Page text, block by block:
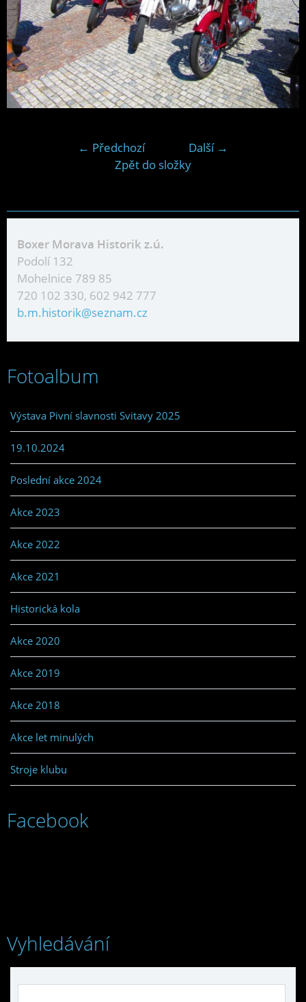
← Předchozí
Další →
Zpět do složky
Boxer Morava Historik z.ú.
Podolí 132
Mohelnice 789 85
720 102 330, 602 942 777
b.m.historik@seznam.cz
Fotoalbum
Výstava Pivní slavnosti Svitavy 2025
19.10.2024
Poslední akce 2024
Akce 2023
Akce 2022
Akce 2021
Historická kola
Akce 2020
Akce 2019
Akce 2018
Akce let minulých
Stroje klubu
Facebook
Vyhledávání